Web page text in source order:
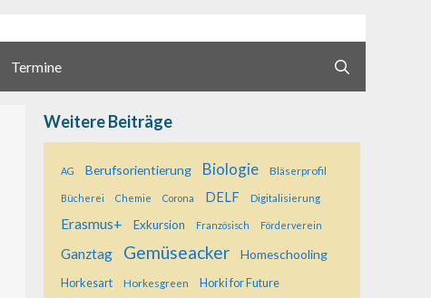
Termine
Weitere Beiträge
AG Berufsorientierung Biologie Bläserprofil
Bücherei Chemie Corona DELF Digitalisierung
Erasmus+ Exkursion Französisch Förderverein
Ganztag Gemüseacker Homeschooling
Horkesart Horkesgreen Horki for Future